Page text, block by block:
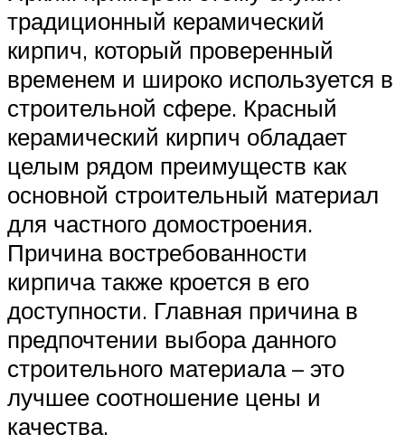
традиционный керамический
кирпич, который проверенный
временем и широко используется в
строительной сфере. Красный
керамический кирпич обладает
целым рядом преимуществ как
основной строительный материал
для частного домостроения.
Причина востребованности
кирпича также кроется в его
доступности. Главная причина в
предпочтении выбора данного
строительного материала – это
лучшее соотношение цены и
качества.